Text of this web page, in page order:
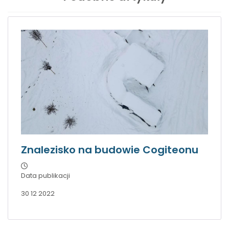
Znalezisko na budowie Cogiteonu
Data publikacji
30 12 2022